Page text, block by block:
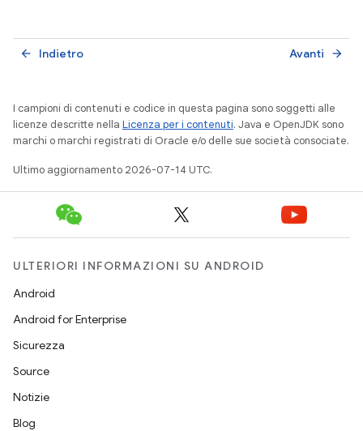
Indietro
arrow_back Avanti arrow_forward
I campioni di contenuti e codice in questa pagina sono soggetti alle
licenze descritte nella Licenza per i contenuti. Java e OpenJDK sono
marchi o marchi registrati di Oracle e/o delle sue società consociate.
Ultimo aggiornamento 2026-07-14 UTC.
ULTERIORI INFORMAZIONI SU ANDROID
Android
Android for Enterprise
Sicurezza
Source
Notizie
Blog